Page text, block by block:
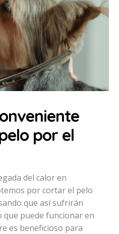
por el
del calor en
por cortar el pelo
que así sufrirán
que puede funcionar en
es beneficioso para